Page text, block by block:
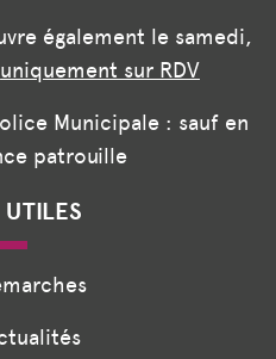
également le samedi,
uniquement sur RDV
Municipale : sauf en
patrouille